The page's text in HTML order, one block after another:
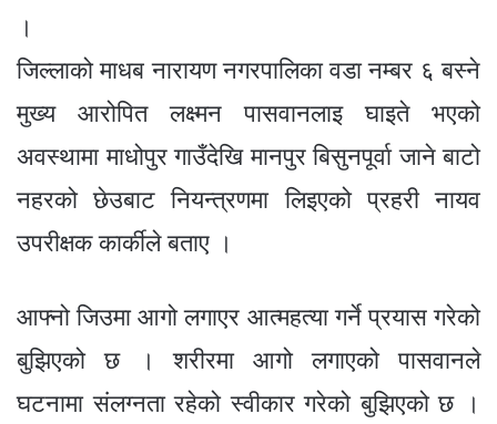
।
जिल्लाको माधब नारायण नगरपालिका वडा नम्बर ६ बस्ने
मुख्य आरोपित लक्ष्मन पासवानलाइ घाइते भएको
अवस्थामा माधोपुर गाउँदेखि मानपुर बिसुनपूर्वा जाने बाटो
नहरको छेउबाट नियन्त्रणमा लिइएको प्रहरी नायव
उपरीक्षक कार्कीले बताए ।
आफ्नो जिउमा आगो लगाएर आत्महत्या गर्ने प्रयास गरेको
बुझिएको छ । शरीरमा आगो लगाएको पासवानले
घटनामा संलग्नता रहेको स्वीकार गरेको बुझिएको छ ।